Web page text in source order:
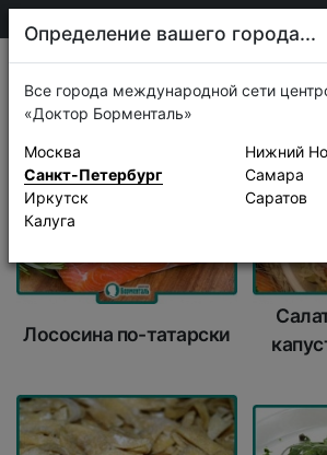
Рецепты
Лососина по-татарски
Определение вашего города...
Все города международной сети
«Доктор Борменталь»
Москва
Санкт-Петербург
Иркутск
Калуга
Нижний
Самара
Саратов